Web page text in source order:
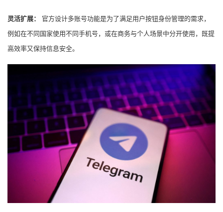
灵活扩展：
官方设计多账号功能是为了满足用户按钮身份管理的需求，
例如在不同国家使用不同手机号，或在商务与个人场景中分开使用，既提
高效率又保持信息安全。